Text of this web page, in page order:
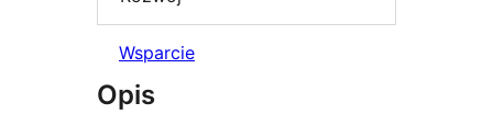
Wsparcie
Opis